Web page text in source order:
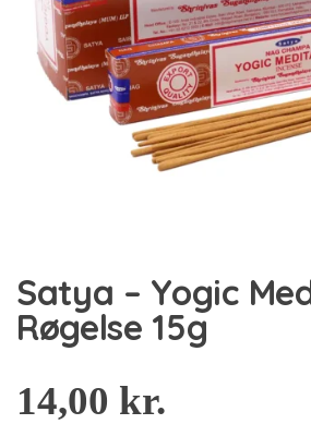
Satya – Yogic
Røgelse 15g
14,00 kr.